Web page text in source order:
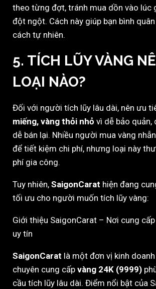
theo từng đợt, tránh mua dồn vào lúc
đột ngột. Cách này giúp bạn bình
cách tự nhiên.
5. TÍCH LŨY VÀNG
LOẠI NÀO?
Đối với người tích lũy lâu dài, nên ưu
miếng, vàng thỏi nhỏ vì dễ bảo quản,
dễ bán lại. Nhiều người mua vàng
để tiết kiệm chi phí, nhưng loại này
phí gia công.
Tuy nhiên, SaigonCarat hiện đang
tối ưu cho người muốn tích lũy vàng:
Giới thiệu SaigonCarat – Nơi cung
uy tín
SaigonCarat là một đơn vị kinh
chuyên cung cấp vàng 24K (9999)
cầu tích lũy lâu dài. Điểm nổi bật của